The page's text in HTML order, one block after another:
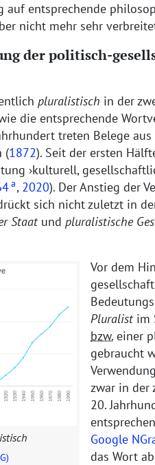
entsprechende
nicht mehr sehr
der politisch-
pluralistisch in der
die entsprechende
treten Belege
(1872). Seit der ersten
kulturell,
a, 2020). Der Anstieg der
sich nicht zuletzt in
Staatund pluralistische
Vor dem
Pluralistim
bzw. einer
gebraucht
zwar in der
20.
Google
das Wort